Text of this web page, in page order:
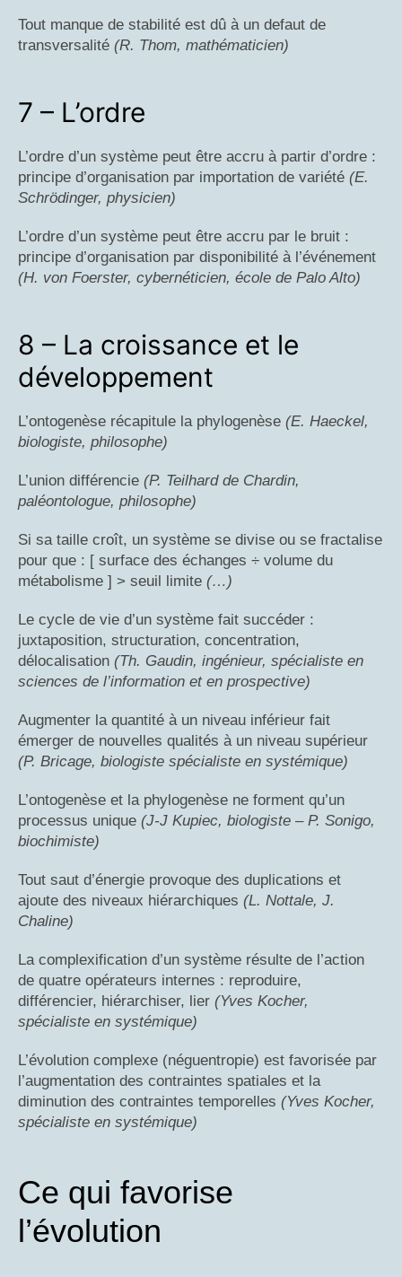
Tout manque de stabilité est dû à un defaut de
transversalité (R. Thom, mathématicien)
7 – L’ordre
L’ordre d’un système peut être accru à partir d’ordre :
principe d’organisation par importation de variété (E.
Schrödinger, physicien)
L’ordre d’un système peut être accru par le bruit :
principe d’organisation par disponibilité à l’événement
(H. von Foerster, cybernéticien, école de Palo Alto)
8 – La croissance et le
développement
L’ontogenèse récapitule la phylogenèse (E. Haeckel,
biologiste, philosophe)
L’union différencie (P. Teilhard de Chardin,
paléontologue, philosophe)
Si sa taille croît, un système se divise ou se fractalise
pour que : [ surface des échanges ÷ volume du
métabolisme ] > seuil limite (…)
Le cycle de vie d’un système fait succéder :
juxtaposition, structuration, concentration,
délocalisation (Th. Gaudin, ingénieur, spécialiste en
sciences de l’information et en prospective)
Augmenter la quantité à un niveau inférieur fait
émerger de nouvelles qualités à un niveau supérieur
(P. Bricage, biologiste spécialiste en systémique)
L’ontogenèse et la phylogenèse ne forment qu’un
processus unique (J-J Kupiec, biologiste – P. Sonigo,
biochimiste)
Tout saut d’énergie provoque des duplications et
ajoute des niveaux hiérarchiques (L. Nottale, J.
Chaline)
La complexification d’un système résulte de l’action
de quatre opérateurs internes : reproduire,
différencier, hiérarchiser, lier (Yves Kocher,
spécialiste en systémique)
L’évolution complexe (néguentropie) est favorisée par
l’augmentation des contraintes spatiales et la
diminution des contraintes temporelles (Yves Kocher,
spécialiste en systémique)
Ce qui favorise
l’évolution